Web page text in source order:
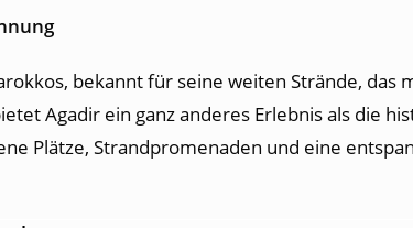
bekannt für seine weiten Strände,
Agadir ein ganz anderes Erlebnis als die
Plätze, Strandpromenaden und eine